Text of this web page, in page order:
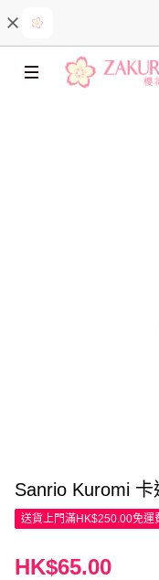
Sanrio Kuromi
送貨上門滿HK$250.00免運
HK$65.00